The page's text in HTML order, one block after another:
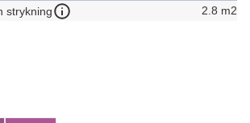
strykning
2.8 m2